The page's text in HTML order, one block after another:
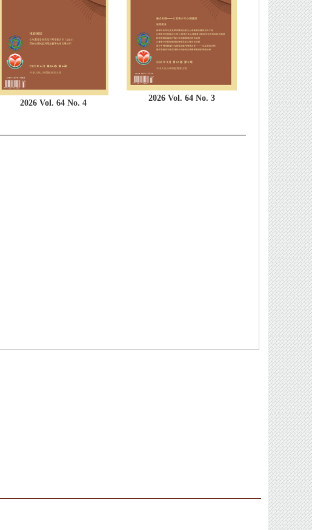
2026 Vol. 64 No. 4
2026 Vol. 64 No. 3